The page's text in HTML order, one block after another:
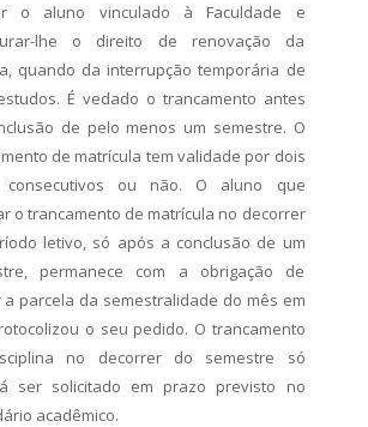
o aluno vinculado à Faculdade e
lhe o direito de renovação da
quando da interrupção temporária de
É vedado o trancamento antes
de pelo menos um semestre. O
de matrícula tem validade por dois
consecutivos ou não. O aluno que
o trancamento de matrícula no decorrer
letivo, só após a conclusão de um
permanece com a obrigação de
a parcela da semestralidade do mês em
o seu pedido. O trancamento
no decorrer do semestre só
ser solicitado em prazo previsto no
acadêmico.